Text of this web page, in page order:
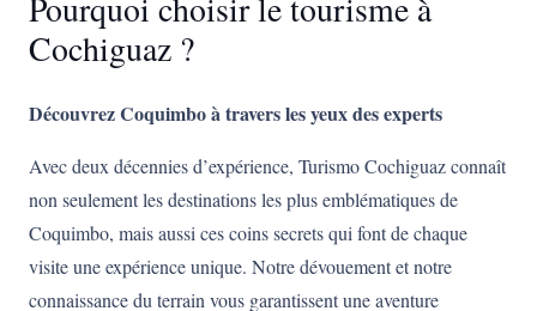
Pourquoi choisir le tourisme à
Cochiguaz ?
Découvrez Coquimbo à travers les yeux des experts
Avec deux décennies d’expérience, Turismo Cochiguaz connaît
non seulement les destinations les plus emblématiques de
Coquimbo, mais aussi ces coins secrets qui font de chaque
visite une expérience unique. Notre dévouement et notre
connaissance du terrain vous garantissent une aventure